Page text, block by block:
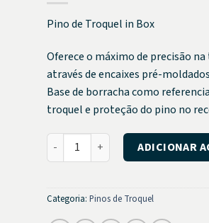
Pino de Troquel in Box
Oferece o máximo de precisão
através de encaixes pré-
Base de borracha como
troquel e proteção do pino no
Pino Dex Pin Médio quantidade
ADICIONAR
Categoria: Pinos de Troquel